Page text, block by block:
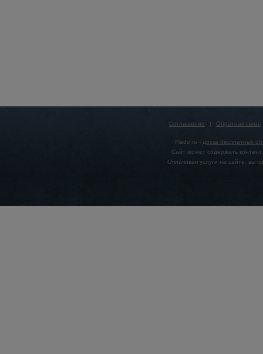
Соглашение | Обратная связь
Flado.ru - доска бесплатных
Сайт может содержать
Оплачивая услуги на сайте, вы